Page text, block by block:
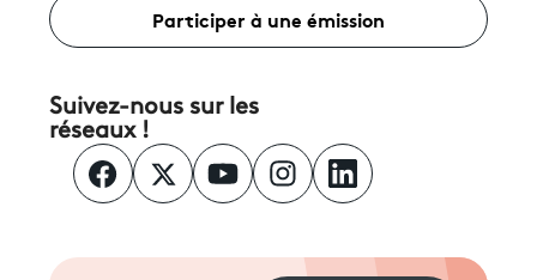
Participer à une émission
Suivez-nous sur les
réseaux !